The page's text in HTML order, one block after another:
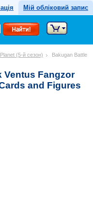
Мій обліковий запис
(5-й сезон)
Bakugan Battle
Ventus Fangzor
and Figures